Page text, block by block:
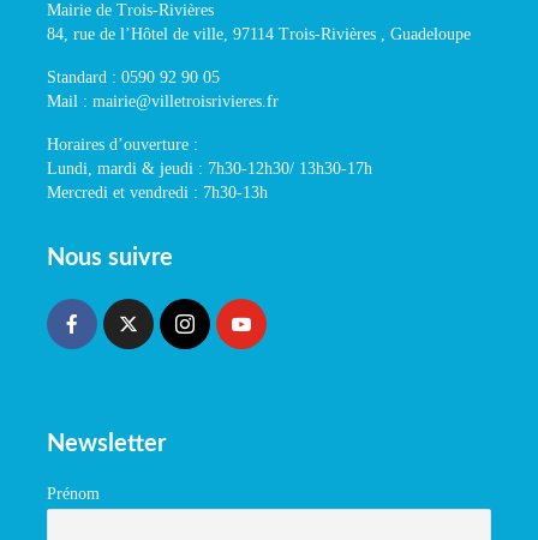
Mairie de Trois-Rivières
84, rue de l’Hôtel de ville, 97114 Trois-Rivières , Guadeloupe
Standard : 0590 92 90 05
Mail : mairie@villetroisrivieres.fr
Horaires d’ouverture :
Lundi, mardi & jeudi : 7h30-12h30/ 13h30-17h
Mercredi et vendredi : 7h30-13h
Nous suivre
Newsletter
Prénom